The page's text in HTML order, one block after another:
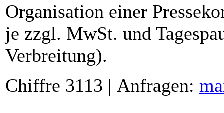
Organisation einer
je zzgl. MwSt. und
Verbreitung).
Chiffre 3113 | Anfragen: